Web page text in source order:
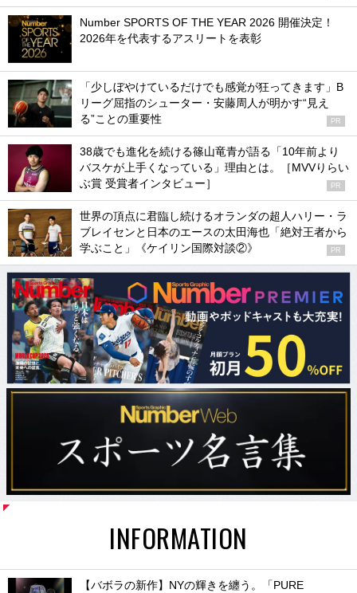
Number SPORTS OF THE YEAR 2026 開催決定！
2026年を代表するアスリートを表彰
「少しぼやけているだけでも感覚が狂ってきます」B
リーグ屈指のシューター・安藤周人が明かす“見え
る”ことの重要性
PR
38歳でも進化を続ける篠山竜青が語る「10年前より
バスケが上手くなっている」理由とは。［MVVりらい
ぶ賞 受賞者インタビュー］
PR
世界の頂点に君臨し続けるオランダの超人ハリー・ラ
ブレイセンと日本のエースの太田海也「絶対王者から
学ぶこと」《ケイリン国際対談②》
PR
INFORMATION
【バボラの新作】NYの輝きを纏う。「PURE